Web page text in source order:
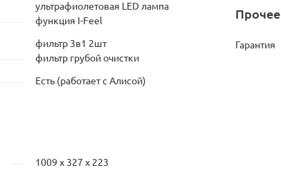
ультрафиолетовая LED лампа
функция I-Feel
фильтр 3в1 2шт
фильтр грубой очистки
Есть (работает с Алисой)
1009 х 327 х 223
Прочее
Гарантия